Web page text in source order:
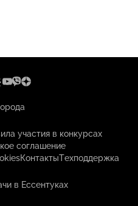
участия в конкурсах
соглашение
КонтактыТехподдержка
в Ессентуках